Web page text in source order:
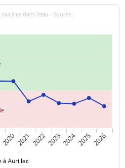
dans l'eau - Source :
à Aurillac
20202021 20222023202420252026